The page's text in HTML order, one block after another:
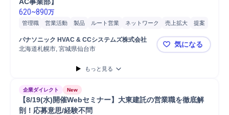
620~890万
管理職 営業活動 製品 ルート営業 ネットワーク 売上拡大
提案
営業 施工管理
施工管理技士
パナソニック HVAC & CCシステムズ株式会社
北海道札幌市, 宮城県仙台市
【北海道・
気になる
もっと見る
企業ダイレクト New
【8/19(水)開催Webセミナー】大東建託の営業職を徹底解
剖！応募意思/経験不問